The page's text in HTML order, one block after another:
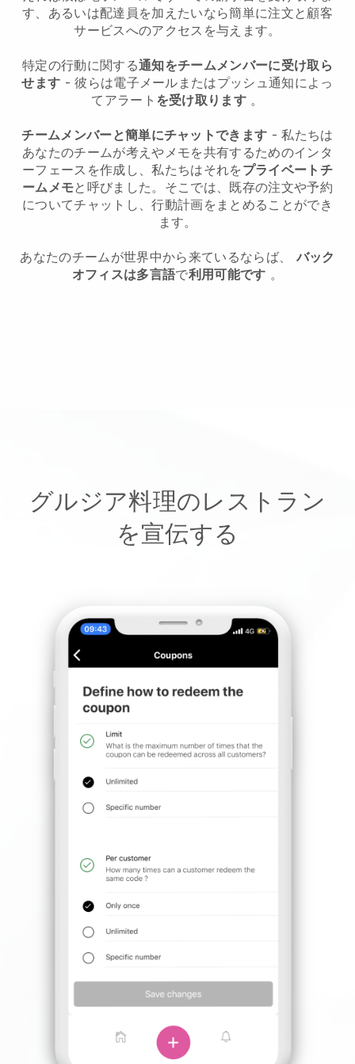
す、あるいは配達員を加えたいなら簡単に注文と顧客
サービスへのアクセスを与えます。
特定の行動に関する通知をチームメンバーに受け取ら
せます - 彼らは電子メールまたはプッシュ通知によっ
てアラート を受け取ります 。
チームメンバーと簡単にチャットできます - 私たちは
あなたのチームが考えやメモを共有するためのインタ
ーフェースを作成し、私たちはそれを プライベートチ
ームメモと呼びました。そこでは、既存の注文や予約
についてチャットし、行動計画をまとめることができ
ます。
あなたのチームが世界中から来ているならば、 バック
オフィスは多言語で利用可能です 。
グルジア料理のレストラン
を宣伝する